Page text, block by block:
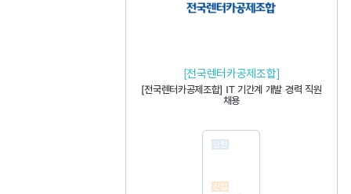
[전국렌터카공제조합]
[전국렌터카공제조합] IT 기간계 개발 경력 직원
채용